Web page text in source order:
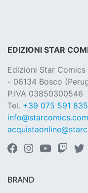
EDIZIONI STAR
Edizioni Star
- 06134 Bosco
P.IVA 03850300546
Tel. +39 075 591
info@starcomics.com
BRAND